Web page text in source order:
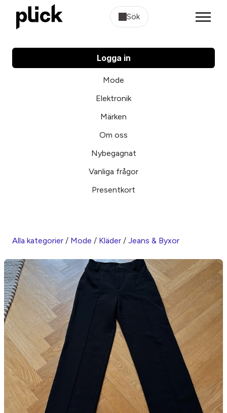
Sök
Logga in
Mode
Elektronik
Märken
Om oss
Nybegagnat
Vanliga frågor
Presentkort
Alla kategorier / Mode / Kläder / Jeans & Byxor